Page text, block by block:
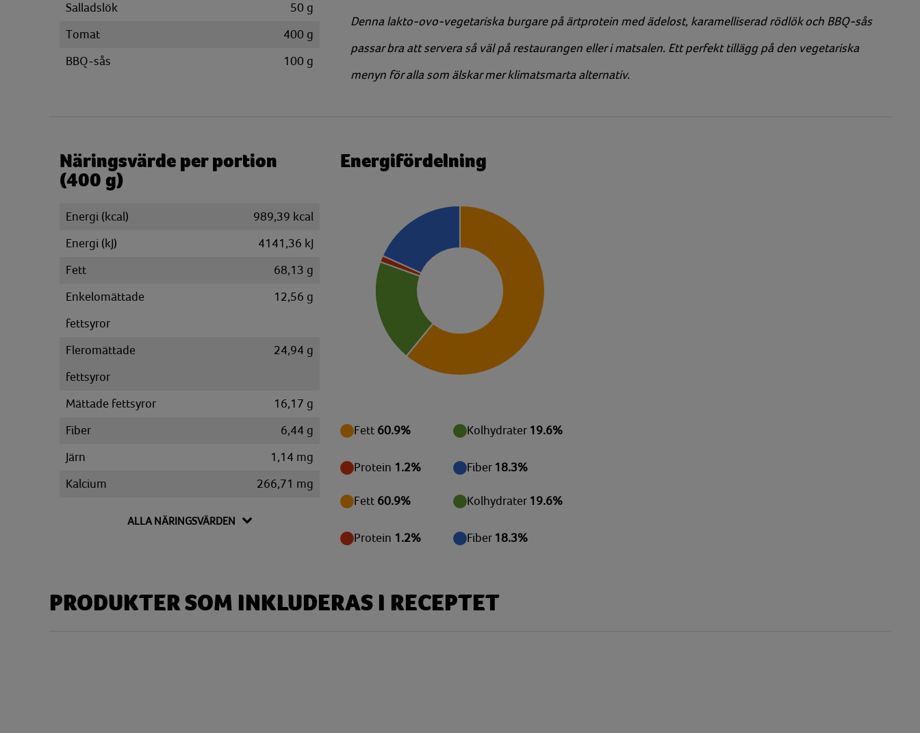
Salladslök
50 g
Tomat
400 g
BBQ-sås
100 g
Denna lakto-ovo-vegetariska burgare på ärtprotein med ädelost, karamelliserad rödlök och BBQ-sås
passar bra att servera så väl på restaurangen eller i matsalen. Ett perfekt tillägg på den vegetariska
menyn för alla som älskar mer klimatsmarta alternativ.
Näringsvärde per portion
(400 g)
Energi (kcal)
989,39 kcal
Energi (kJ)
4141,36 kJ
Fett
68,13 g
Enkelomättade
fettsyror
12,56 g
Fleromättade
fettsyror
24,94 g
Mättade fettsyror
16,17 g
Fiber
6,44 g
Järn
1,14 mg
Kalcium
266,71 mg
ALLA NÄRINGSVÄRDEN
Energifördelning
Fett 60.9% Kolhydrater 19.6%
Protein 1.2% Fiber 18.3%
Fett 60.9% Kolhydrater 19.6%
Protein 1.2% Fiber 18.3%
PRODUKTER SOM INKLUDERAS I RECEPTET